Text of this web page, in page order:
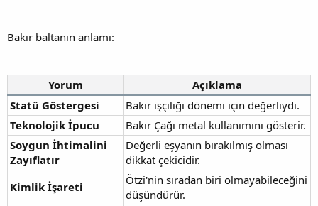
Bakır baltanın anlamı:
Yorum
Açıklama
Statü Göstergesi
Bakır işçiliği dönemi için değerliydi.
Teknolojik İpucu
Bakır Çağı metal kullanımını gösterir.
Soygun İhtimalini
Zayıflatır
Değerli eşyanın bırakılmış olması
dikkat çekicidir.
Kimlik İşareti
Ötzi'nin sıradan biri olmayabileceğini
düşündürür.